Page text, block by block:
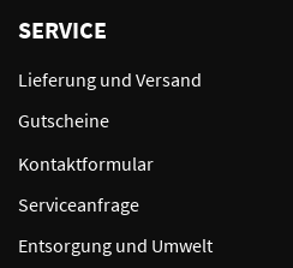
SERVICE
Lieferung und Versand
Gutscheine
Kontaktformular
Serviceanfrage
Entsorgung und Umwelt